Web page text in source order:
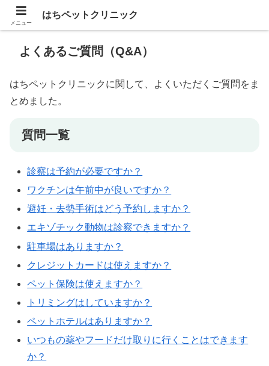
よくあるご質問（Q&A）
はちペットクリニックに関して、よくいただくご質問をま
とめました。
質問一覧
診察は予約が必要ですか？
ワクチンは午前中が良いですか？
避妊・去勢手術はどう予約しますか？
エキゾチック動物は診察できますか？
駐車場はありますか？
クレジットカードは使えますか？
ペット保険は使えますか？
トリミングはしていますか？
ペットホテルはありますか？
いつもの薬やフードだけ取りに行くことはできます
か？
メニュー
はちペットクリニック